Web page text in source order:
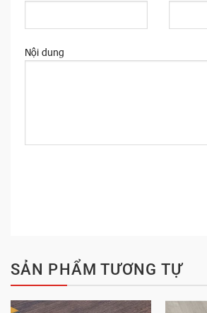
Nội dung
SẢN PHẨM TƯƠNG TỰ